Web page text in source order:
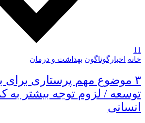
11
خانه اخبارگوناگون بهداشت و درمان
۳ موضوع مهم پرستاری برای
توسعه / لزوم توجه بیشتر به
انسانی